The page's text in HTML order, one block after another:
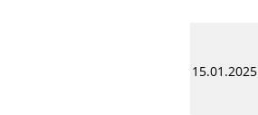
15.01.2025